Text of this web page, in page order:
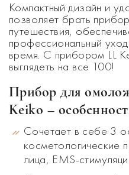
Компактный дизайн и
позволяет брать
путешествия,
профессиональный
время. С прибором LL
выглядеть на все 100!
Прибор для
Keiko –
Сочетает в себе 3
косметологические
лица, EMS-